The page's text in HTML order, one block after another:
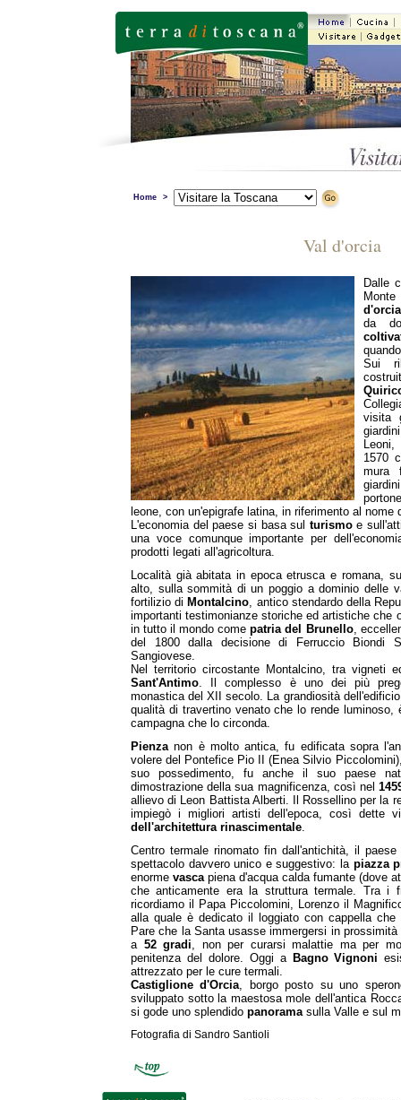
Home >
Val d'orcia
Dalle
d'orcia
da
Sui
1570
mura
leone, con un'epigrafe latina, in riferimento al nome
L'economia del paese si basa sul turismoe
una voce comunque importante per
prodotti legati all'agricoltura.
Località già abitata in epoca etrusca e romana,
alto, sulla sommità di un poggio a dominio delle
fortilizio di Montalcino, antico stendardo della
importanti testimonianze storiche ed artistiche che
in tutto il mondo comepatria del Brunello,
del 1800 dalla decisione di Ferruccio Biondi
Sangiovese.
Nel territorio circostante Montalcino, tra vigneti
Sant'Antimo. Il complesso è uno dei più
monastica del XII secolo. La grandiosità
qualità di travertino venato che lo rende luminoso,
campagna che lo circonda.
Pienzanon è molto antica, fu edificata sopra
volere del Pontefice Pio II (Enea Silvio
suo possedimento, fu anche il suo paese
dimostrazione della sua magnificenza, così nel
allievo di Leon Battista Alberti. Il Rossellino per la
impiegò i migliori artisti dell'epoca, così dette
dell'architettura rinascimentale.
Centro termale rinomato fin dall'antichità, il
spettacolo davvero unico e suggestivo: la piazza
enorme vascapiena d'acqua calda fumante (dove
che anticamente era la struttura termale. Tra i
ricordiamo il Papa Piccolomini, Lorenzo il
alla quale è dedicato il loggiato con cappella
Pare che la Santa usasse immergersi in
a 52 gradi, non per curarsi malattie ma per
penitenza del dolore. Oggi a Bagno Vignoni
attrezzato per le cure termali.
Castiglione d'Orcia, borgo posto su uno
sviluppato sotto la maestosa mole dell'antica
si gode uno splendido panoramasulla Valle e sul
Fotografia di Sandro Santioli